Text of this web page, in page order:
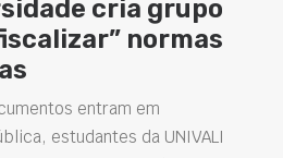
cria grupo
normas
entram em
estudantes da UNIVALI